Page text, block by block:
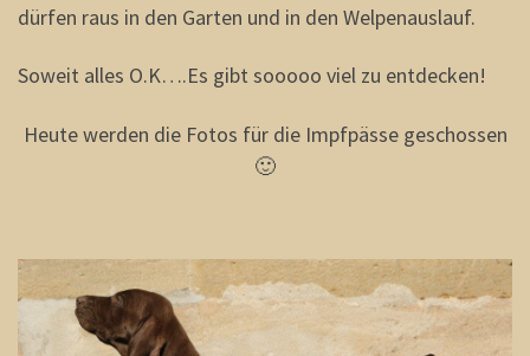
dürfen raus in den Garten und in den Welpenauslauf.
Soweit alles O.K….Es gibt sooooo viel zu entdecken!
Heute werden die Fotos für die Impfpässe geschossen
🙂